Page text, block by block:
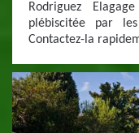
Rodriguez
plébiscitée par
Contactez-la